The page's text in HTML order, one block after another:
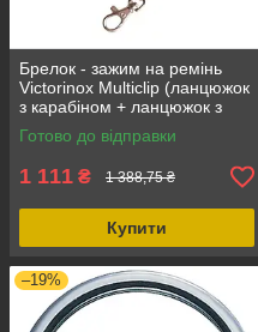
Брелок - зажим на ремінь
Victorinox Multiclip (ланцюжок
з карабіном + ланцюжок з
кільцем), нікель 4.1860,
сталь, сірий, 40 см
Готово до відправки
1 111 ₴ 1 388,75 ₴
Купити
–19%